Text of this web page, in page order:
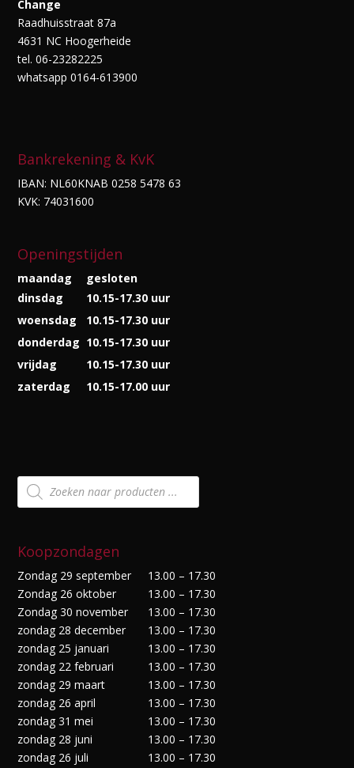
Change
Raadhuisstraat 87a
4631 NC Hoogerheide
tel. 06-23282225
whatsapp 0164-613900
Bankrekening & KvK
IBAN: NL60KNAB 0258 5478 63
KVK: 74031600
Openingstijden
maandag
gesloten
dinsdag
10.15-17.30 uur
woensdag
10.15-17.30 uur
donderdag 10.15-17.30 uur
vrijdag
10.15-17.30 uur
zaterdag
10.15-17.00 uur
Producten
zoeken
Koopzondagen
Zondag 29 september
13.00 – 17.30
Zondag 26 oktober
13.00 – 17.30
Zondag 30 november
13.00 – 17.30
zondag 28 december
13.00 – 17.30
zondag 25 januari
13.00 – 17.30
zondag 22 februari
13.00 – 17.30
zondag 29 maart
13.00 – 17.30
zondag 26 april
13.00 – 17.30
zondag 31 mei
13.00 – 17.30
zondag 28 juni
13.00 – 17.30
zondag 26 juli
13.00 – 17.30